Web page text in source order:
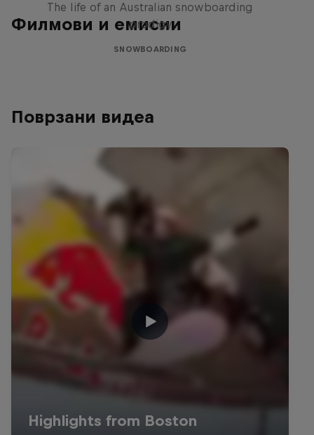
Филмови и емисии
The life of an Australian snowboarding
prodigy
SNOWBOARDING
Поврзани видеа